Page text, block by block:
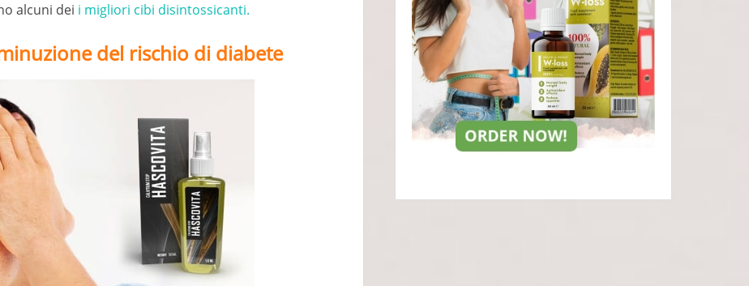
alcuni dei i migliori cibi disintossicanti.
del rischio di diabete